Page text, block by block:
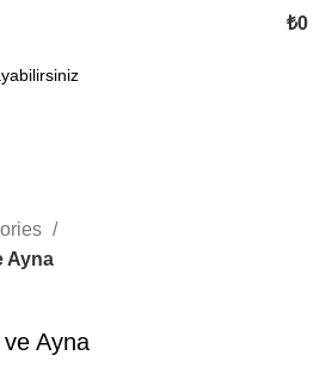
₺0
Ayna
Ayna